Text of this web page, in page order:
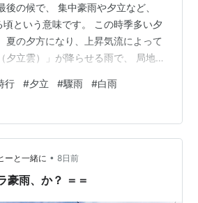
後の候で、 集中豪雨や夕立など、
という意味です。 この時季多い夕
夏の夕方になり、上昇気流によって
夕立雲）」が降らせる雨で、 局地的
（氷雨）を伴います。 この夕立の雨
降り、 積乱雲とともに移動するた
時的な雨です。 ある地域を境に、一
他方では晴れているなど、 局地的
昔から「夕立」は「馬の背を分け
行 #夕立 #驟雨 #白雨
ーと一緒に • 8日前
豪雨、か？ ＝＝